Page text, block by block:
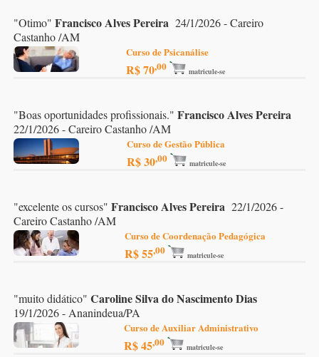
"Otimo" Francisco Alves Pereira 24/1/2026 - Careiro
Castanho /AM
Curso de Psicanálise
R$ 70,00 matricule-se
"Boas oportunidades profissionais." Francisco Alves Pereira
22/1/2026 - Careiro Castanho /AM
Curso de Gestão Pública
R$ 30,00 matricule-se
"excelente os cursos" Francisco Alves Pereira 22/1/2026 -
Careiro Castanho /AM
Curso de Coordenação Pedagógica
R$ 55,00 matricule-se
"muito didático" Caroline Silva do Nascimento Dias
19/1/2026 - Ananindeua/PA
Curso de Auxiliar Administrativo
R$ 45,00 matricule-se